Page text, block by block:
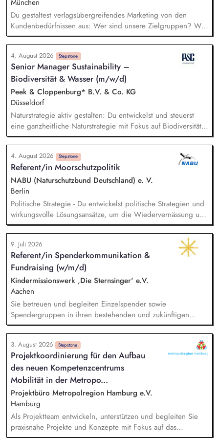
München
Du gestaltest verlagsübergreifendes Marketing von den
Kundenbedürfnissen aus: Wer sind unsere Zielgruppen? Was
bewegt sie? Wo erreichen wir sie? Du gehst in Verbindung
mit unseren Kund*innen und entwickelst daraus
Marketingstrategien, konkrete Maßnahmen und neue Formate.
Du misst, was funktioniert, und ziehst daraus selbstständig
Konsequenzen. Du verantwortest das operative Marketing für
unsere Publikumszeitschriften BIO, Slow Food Magazin und
Natürlich Gärtnern: Newsletter, Social Media, Website,
Kooperationen – in enger Abstimmung mit Vertrieb und
Anzeigenverkauf.
4. August 2026 Stepstone
Senior Manager Sustainability –
Biodiversität & Wasser (m/w/d)
Peek & Cloppenburg* B.V. & Co. KG
Düsseldorf
Naturstrategie aktiv gestalten: Du entwickelst und steuerst
eine ganzheitliche Naturstrategie mit Fokus auf Biodiversität
und Wasser, um die Auswirkungen unserer
Unternehmensgruppe auf natürliche Ökosysteme gezielt zu
minimieren. Risiken und Chancen analysieren: Du
identifizierst sowie bewertest naturbezogene Auswirkungen,
Risiken und Abhängigkeiten entlang unserer gesamten
Wertschöpfungskette und leitest daraus wirksame Maßnahmen
ab. Ziele und KPIs steuern: Du definierst klare Ziele,
Messgrößen und Maßnahmenpläne und setzt diese in enger
Zusammenarbeit mit den relevanten Fachbereichen
erfolgreich um.
4. August 2026 Stepstone
Referent/in Moorschutzpolitik
NABU (Naturschutzbund Deutschland) e. V.
Berlin
Politische Strategie - Du entwickelst politische Strategien und
wirkungsvolle Lösungsansätze, um die Wiedervernässung und
nachhaltige Nutzung von Mooren sowie den natürlichen
Klimaschutz auf deutscher und europäischer Ebene
voranzubringen. Analyse & Positionierung - Du analysierst
relevante politische und regulatorische Entwicklungen,
bereitest fundierte Entscheidungsgrundlagen auf und
gestaltest die fachliche Positionierung des NABU zu zentralen
Moorschutzthemen mit. Vernetzung & Koordination - Du
koordinierst die moorschutzpolitische Arbeit des NABU über
Projekte, Fachbereiche und Partnerorganisationen hinweg.
9. Juli 2026
Referent/in Spenderkommunikation &
Fundraising (w/m/d)
Kindermissionswerk ,Die Sternsinger' e.V.
Aachen
Sie betreuen und begleiten Einzelspender sowie
Spendergruppen in ihren bestehenden und zukünftigen
Projektpartnerschaften (Kooperationsprojekte zwischen
deutschen Spendergruppen und internationalen
Entwicklungshilfeprojekten) und fördern den Aufbau
langfristiger, vertrauensvoller Beziehungen.
Spenderbetreuung - Kommunikation und Abstimmung zu
Projekten, Budgets und Spendenaufkommen; Identifikation
geeigneter Projekte, deeskalierende Kommunikation bei
Problemen mit Projekten in enger Abstimmung mit dem
Vorstand und beteiligten Kolleg/innen.
3. August 2026 Stepstone
Projektkoordinierung für den Aufbau
des neuen Kompetenzcentrums
Mobilität in der Metropo...
Projektbüro Metropolregion Hamburg e.V.
Hamburg
Als Projektteam entwickeln, unterstützen und begleiten Sie
praxisnahe Projekte und Konzepte mit Fokus auf das